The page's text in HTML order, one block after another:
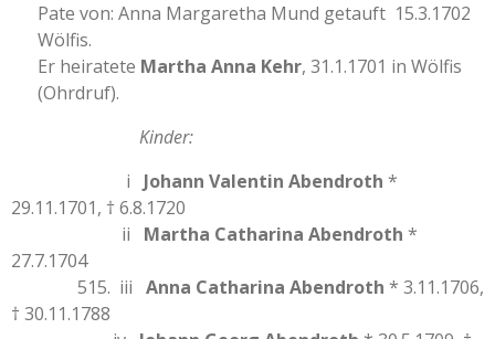
Pate von: Anna Margaretha Mund getauft 15.3.1702
Wölfis.
Er heiratete Martha Anna Kehr, 31.1.1701 in Wölfis
(Ohrdruf).
Kinder:
i Johann Valentin Abendroth *
29.11.1701, † 6.8.1720
ii Martha Catharina Abendroth *
27.7.1704
515. iii Anna Catharina Abendroth * 3.11.1706,
† 30.11.1788